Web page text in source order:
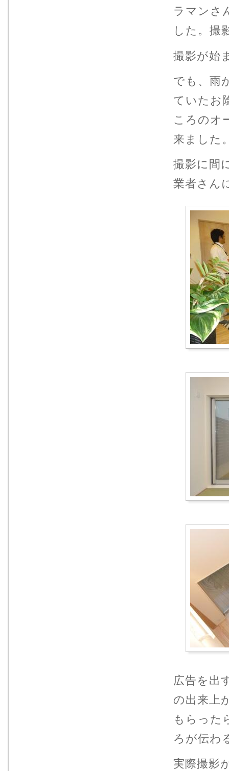
ラマンさ
した。撮
撮影が始
でも、雨
ていたお
ころのオ
来ました
撮影に間
業者さん
広告を出
の出来上
もらった
ろが伝わ
実際撮影